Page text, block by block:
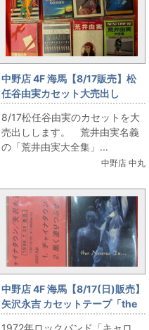
中野店 4F 海馬【8/17販売】松
任谷由実カセット大売出し
8/17松任谷由実のカセットを大
売出しします。 荒井由実名義
の「荒井由実大全集」...
中野店 中丸
中野店 4F 海馬【8/17(日)販売】
矢沢永吉 カセットテープ「the
Name Is...」「チャイナタウ
1972年ロックバンド「キャロ